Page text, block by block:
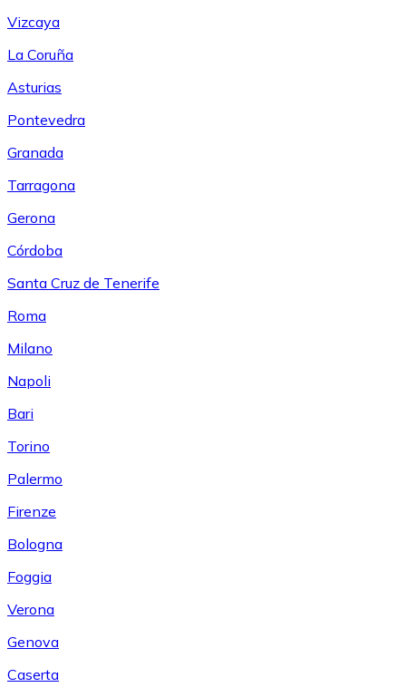
Vizcaya
La Coruña
Asturias
Pontevedra
Granada
Tarragona
Gerona
Córdoba
Santa Cruz de Tenerife
Roma
Milano
Napoli
Bari
Torino
Palermo
Firenze
Bologna
Foggia
Verona
Genova
Caserta